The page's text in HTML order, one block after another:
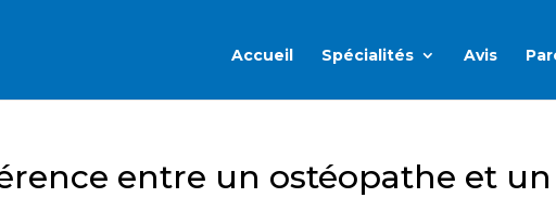
Accueil Spécialités Avis
entre un ostéopathe et un